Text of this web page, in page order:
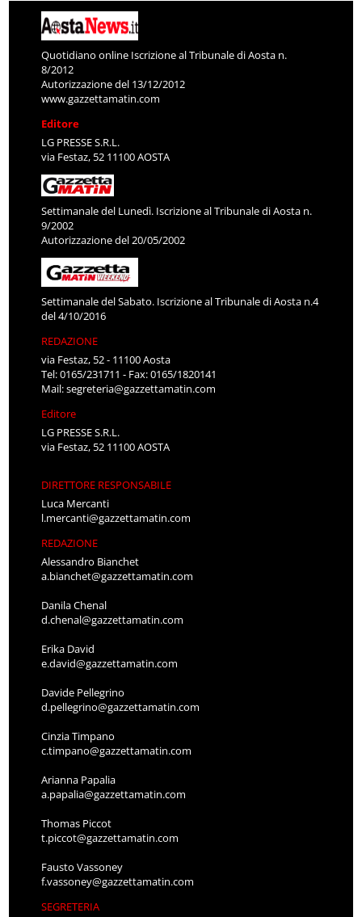
Quotidiano online Iscrizione al Tribunale di Aosta n.
8/2012
Autorizzazione del 13/12/2012
www.gazzettamatin.com
Editore
LG PRESSE S.R.L.
via Festaz, 52 11100 AOSTA
Settimanale del Lunedì. Iscrizione al Tribunale di Aosta n.
9/2002
Autorizzazione del 20/05/2002
Settimanale del Sabato. Iscrizione al Tribunale di Aosta n.4
del 4/10/2016
REDAZIONE
via Festaz, 52 - 11100 Aosta
Tel: 0165/231711 - Fax: 0165/1820141
Mail:segreteria@gazzettamatin.com
Editore
LG PRESSE S.R.L.
via Festaz, 52 11100 AOSTA
DIRETTORE RESPONSABILE
Luca Mercanti
l.mercanti@gazzettamatin.com
REDAZIONE
Alessandro Bianchet
a.bianchet@gazzettamatin.com
Danila Chenal
d.chenal@gazzettamatin.com
Erika David
e.david@gazzettamatin.com
Davide Pellegrino
d.pellegrino@gazzettamatin.com
Cinzia Timpano
c.timpano@gazzettamatin.com
Arianna Papalia
a.papalia@gazzettamatin.com
Thomas Piccot
t.piccot@gazzettamatin.com
Fausto Vassoney
f.vassoney@gazzettamatin.com
SEGRETERIA